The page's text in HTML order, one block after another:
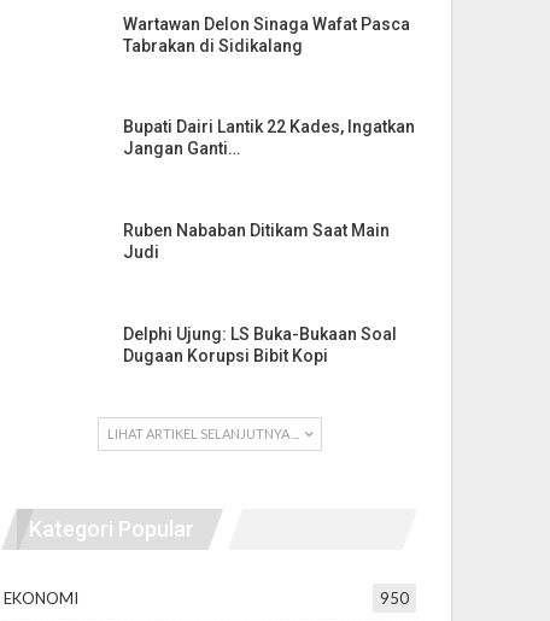
Wartawan Delon Sinaga Wafat Pasca
Tabrakan di Sidikalang
Bupati Dairi Lantik 22 Kades, Ingatkan
Jangan Ganti…
Ruben Nababan Ditikam Saat Main
Judi
Delphi Ujung: LS Buka-Bukaan Soal
Dugaan Korupsi Bibit Kopi
LIHAT ARTIKEL SELANJUTNYA ...
Kategori Popular
EKONOMI 950